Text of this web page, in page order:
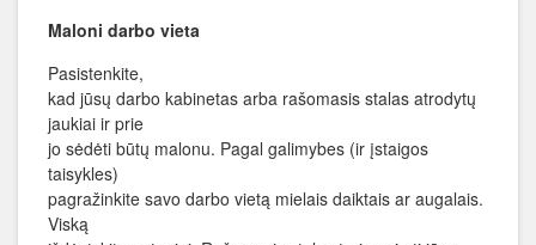
Maloni darbo vieta
Pasistenkite,
kad jūsų darbo kabinetas arba rašomasis stalas atrodytų
jaukiai ir prie
jo sėdėti būtų malonu. Pagal galimybes (ir įstaigos
taisykles)
pagražinkite savo darbo vietą mielais daiktais ar augalais.
Viską